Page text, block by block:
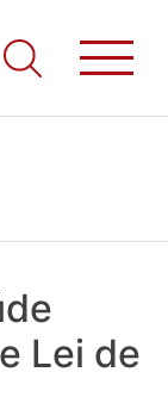
as notícias
Lei de